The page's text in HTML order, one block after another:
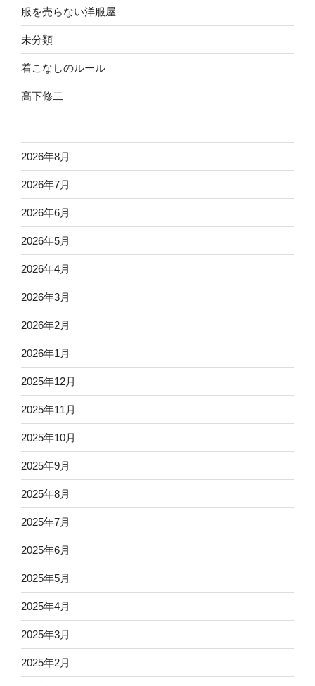
服を売らない洋服屋
未分類
着こなしのルール
高下修二
2026年8月
2026年7月
2026年6月
2026年5月
2026年4月
2026年3月
2026年2月
2026年1月
2025年12月
2025年11月
2025年10月
2025年9月
2025年8月
2025年7月
2025年6月
2025年5月
2025年4月
2025年3月
2025年2月